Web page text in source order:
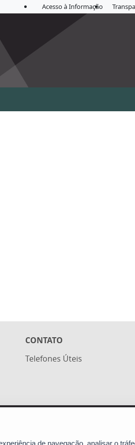
Acesso à Informação
CONTATO
Telefones Úteis
de navegação, analisar o